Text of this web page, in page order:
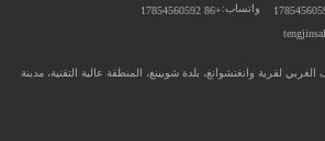
واتساب:+86 17854560592
رقم 2-4، الطرف الغربي لقرية وانغتشوانغ، بلدة شويينغ، المنطقة عالية التقنية، مدينة